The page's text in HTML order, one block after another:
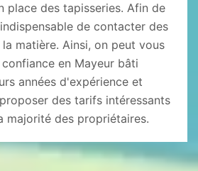
place des tapisseries. Afin de
de contacter des
matière. Ainsi, on peut vous
en Mayeur bâti
années d'expérience et
des tarifs intéressants
majorité des propriétaires.